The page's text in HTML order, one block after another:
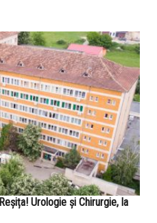
Urologie și Chirurgie, la